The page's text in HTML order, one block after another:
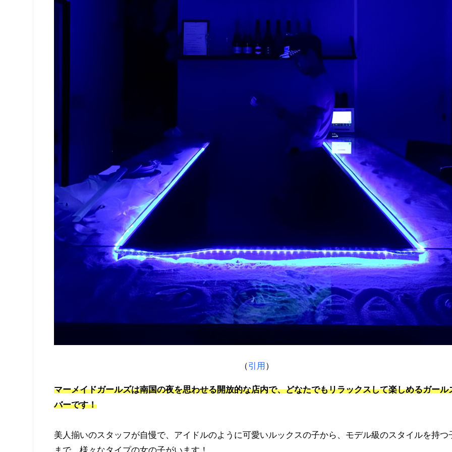
（引用 ）
マーメイドガールズは南国の夜を思わせる開放的な店内で、どなたでもリラックスして楽しめるガール
バーです！
美人揃いのスタッフが自慢で、アイドルのように可愛いルックスの子から、モデル級のスタイルを持つ
まで、様々なタイプの女の子がいます！